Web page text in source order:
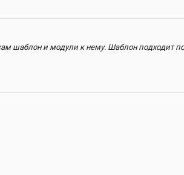
шаблон и модули к нему. Шаблон подходит